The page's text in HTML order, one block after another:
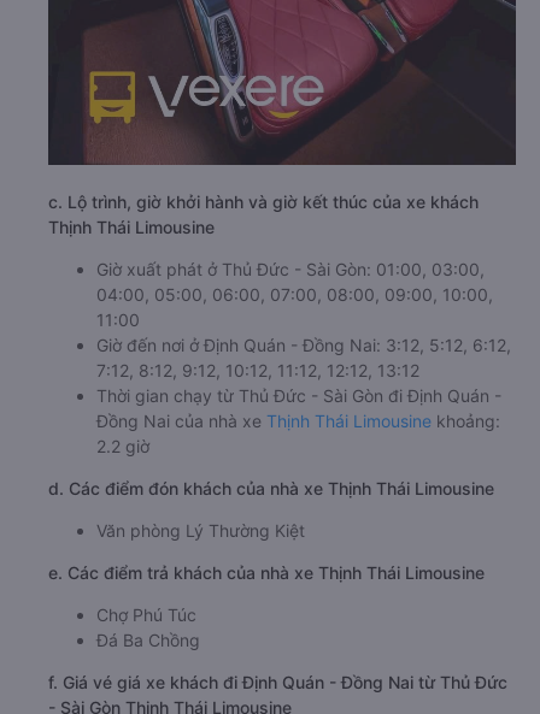
c. Lộ trình, giờ khởi hành và giờ kết thúc của xe khách
Thịnh Thái Limousine
Giờ xuất phát ở Thủ Đức - Sài Gòn: 01:00, 03:00,
04:00, 05:00, 06:00, 07:00, 08:00, 09:00, 10:00,
11:00
Giờ đến nơi ở Định Quán - Đồng Nai: 3:12, 5:12, 6:12,
7:12, 8:12, 9:12, 10:12, 11:12, 12:12, 13:12
Thời gian chạy từ Thủ Đức - Sài Gòn đi Định Quán -
Đồng Nai của nhà xe Thịnh Thái Limousine khoảng:
2.2 giờ
d. Các điểm đón khách của nhà xe Thịnh Thái Limousine
Văn phòng Lý Thường Kiệt
e. Các điểm trả khách của nhà xe Thịnh Thái Limousine
Chợ Phú Túc
Đá Ba Chồng
f. Giá vé giá xe khách đi Định Quán - Đồng Nai từ Thủ Đức
- Sài Gòn Thịnh Thái Limousine